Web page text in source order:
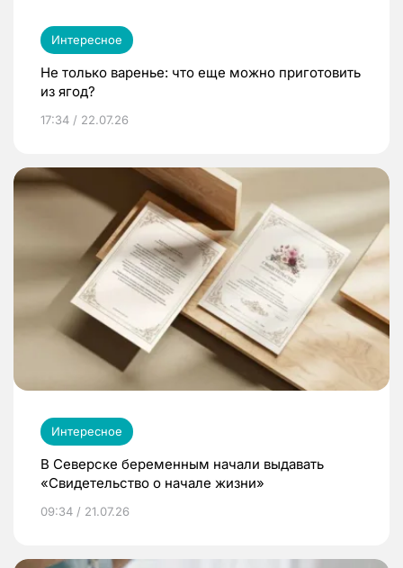
Интересное
Не только варенье: что еще можно приготовить
из ягод?
17:34 / 22.07.26
Интересное
В Северске беременным начали выдавать
«Свидетельство о начале жизни»
09:34 / 21.07.26